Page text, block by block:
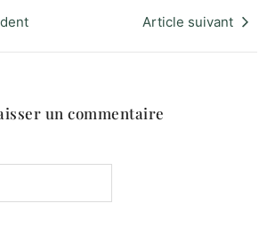
Article suivant
un commentaire